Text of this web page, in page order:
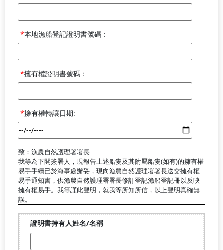
本地漁船登記證明書號碼：
擁有權證明書號碼：
擁有權轉讓日期:
致：漁農自然護理署署長
我等為下開簽署人，現報告上述船隻及其附屬船隻(如有)的擁有權
易手手續已於海事處辦妥，現向漁農自然護理署署長送交擁有權
易手通知書，供漁農自然護理署署長修訂登記漁船登記冊以反映
擁有權易手。我等謹此聲明，就我等所知所信，以上聲明真確無
誤。